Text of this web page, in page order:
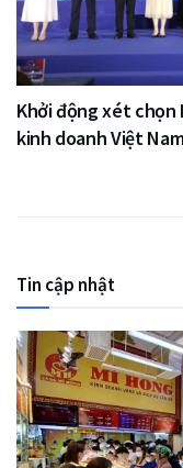
Khởi động xét chọn
kinh doanh Việt
Tin cập nhật